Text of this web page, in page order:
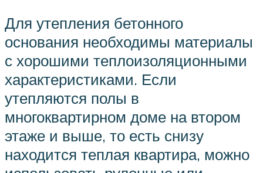
Для утепления бетонного
основания необходимы материалы
с хорошими теплоизоляционными
характеристиками. Если
утепляются полы в
многоквартирном доме на втором
этаже и выше, то есть снизу
находится теплая квартира, можно